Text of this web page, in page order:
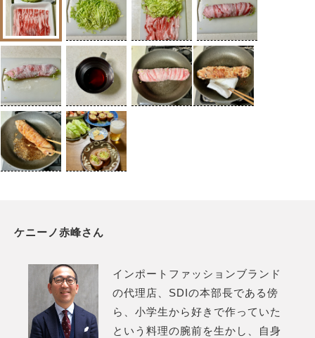
ケニーノ赤峰さん
インポートファッションブランド
の代理店、SDIの本部長である傍
ら、小学生から好きで作っていた
という料理の腕前を生かし、自身